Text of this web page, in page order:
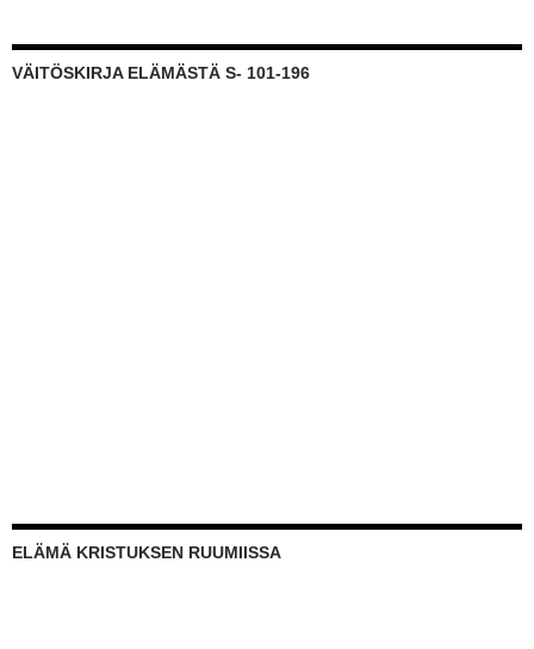
VÄITÖSKIRJA ELÄMÄSTÄ S- 101-196
ELÄMÄ KRISTUKSEN RUUMIISSA